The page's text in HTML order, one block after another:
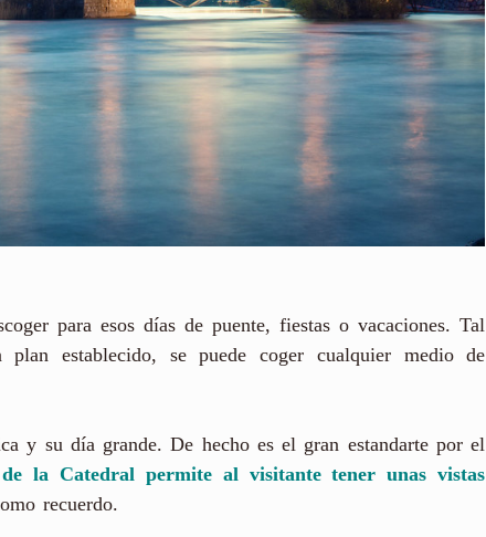
para esos días de puente, fiestas o vacaciones. Tal
establecido, se puede coger cualquier medio de
y su día grande. De hecho es el gran estandarte por el
la Catedral permite al visitante tener unas vistas
recuerdo.